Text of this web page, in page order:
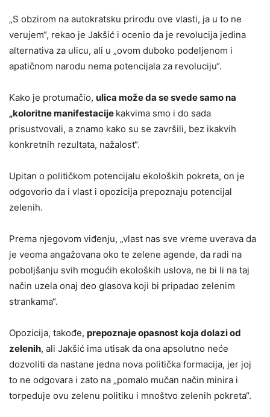
„S obzirom na autokratsku prirodu ove vlasti, ja u to ne
verujem“, rekao je Jakšić i ocenio da je revolucija jedina
alternativa za ulicu, ali u „ovom duboko podeljenom i
apatičnom narodu nema potencijala za revoluciju“.
Kako je protumačio, ulica može da se svede samo na
„koloritne manifestacije kakvima smo i do sada
prisustvovali, a znamo kako su se završili, bez ikakvih
konkretnih rezultata, nažalost“.
Upitan o političkom potencijalu ekoloških pokreta, on je
odgovorio da i vlast i opozicija prepoznaju potencijal
zelenih.
Prema njegovom viđenju, „vlast nas sve vreme uverava da
je veoma angažovana oko te zelene agende, da radi na
poboljšanju svih mogućih ekoloških uslova, ne bi li na taj
način uzela onaj deo glasova koji bi pripadao zelenim
strankama“.
Opozicija, takođe, prepoznaje opasnost koja dolazi od
zelenih, ali Jakšić ima utisak da ona apsolutno neće
dozvoliti da nastane jedna nova politička formacija, jer joj
to ne odgovara i zato na „pomalo mučan način minira i
torpeduje ovu zelenu politiku i mnoštvo zelenih pokreta“.